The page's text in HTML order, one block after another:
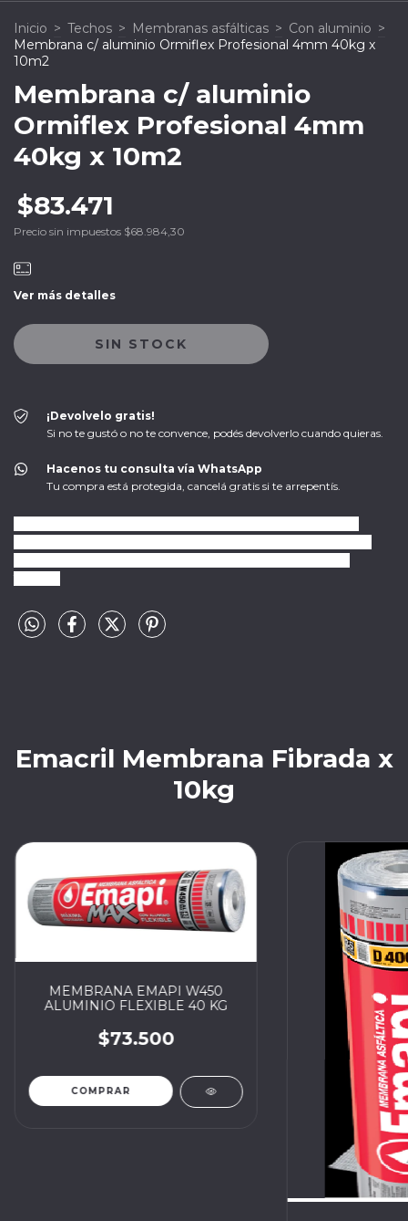
Inicio > Techos > Membranas asfálticas > Con aluminio >
Membrana c/ aluminio Ormiflex Profesional 4mm 40kg x
10m2
Membrana c/ aluminio
Ormiflex Profesional 4mm
40kg x 10m2
$83.471
Precio sin impuestos $68.984,30
Ver más detalles
¡Devolvelo gratis!
Si no te gustó o no te convence, podés devolverlo cuando quieras.
Hacenos tu consulta vía WhatsApp
Tu compra está protegida, cancelá gratis si te arrepentís.
Emacril Membrana Fibrada x
10kg
MEMBRANA EMAPI W450
ALUMINIO FLEXIBLE 40 KG
$73.500